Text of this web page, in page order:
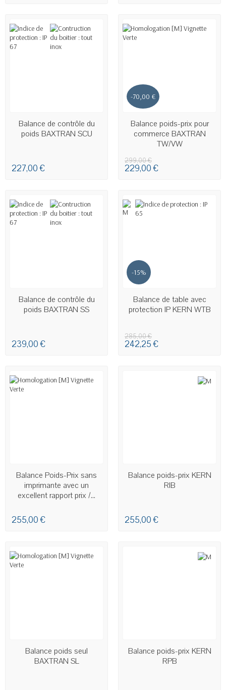
EN STOCK
Balance de contrôle du
poids BAXTRAN SCU
227,00 €
-70,00 €
EN STOCK
Balance poids-prix pour
commerce BAXTRAN
TW/VW
299,00 €
229,00 €
EN STOCK
Balance de contrôle du
poids BAXTRAN SS
239,00 €
-15%
EN STOCK
Balance de table avec
protection IP KERN WTB
285,00 €
242,25 €
EN STOCK - LIVRAISON SOUS
24H00 À 48H00
Balance Poids-Prix sans
imprimante avec un
excellent rapport prix /...
255,00 €
EN STOCK
Balance poids-prix KERN
RIB
255,00 €
EN STOCK
Balance poids seul
BAXTRAN SL
EN STOCK
Balance poids-prix KERN
RPB